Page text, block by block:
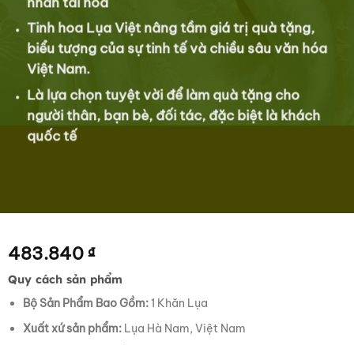
Tinh hoa Lụa Việt nâng tầm giá trị quà tặng,
biểu tượng của sự tinh tế và chiều sâu văn hóa
Việt Nam.
Là lựa chọn tuyệt vời để làm quà tặng cho
người thân, bạn bè, đối tác, đặc biệt là khách
quốc tế
483.840 ₫
Quy cách sản phẩm
Bộ Sản Phẩm Bao Gồm:1 Khăn Lụa
Xuất xứ sản phẩm:Lụa Hà Nam, Việt Nam